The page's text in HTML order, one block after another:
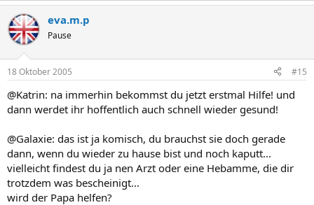
eva.m.p
Pause
18 Oktober 2005 #15
@Katrin: na immerhin bekommst du jetzt erstmal Hilfe! und
dann werdet ihr hoffentlich auch schnell wieder gesund!
@Galaxie: das ist ja komisch, du brauchst sie doch gerade
dann, wenn du wieder zu hause bist und noch kaputt...
vielleicht findest du ja nen Arzt oder eine Hebamme, die dir
trotzdem was bescheinigt...
wird der Papa helfen?